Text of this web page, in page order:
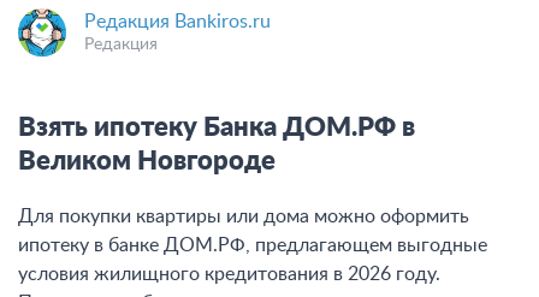
Редакция Bankiros.ru
Редакция
Взять ипотеку Банка ДОМ.РФ в
Великом Новгороде
Для покупки квартиры или дома можно оформить
ипотеку в банке ДОМ.РФ, предлагающем выгодные
условия жилищного кредитования в 2026 году.